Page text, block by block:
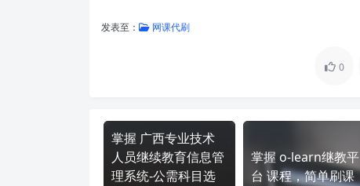
发表至： 网课代刷
0
掌握 广西专业技术
人员继续教育信息管
理系统-公需科目选
掌握 o-learn继教平
台 课程，简单刷课